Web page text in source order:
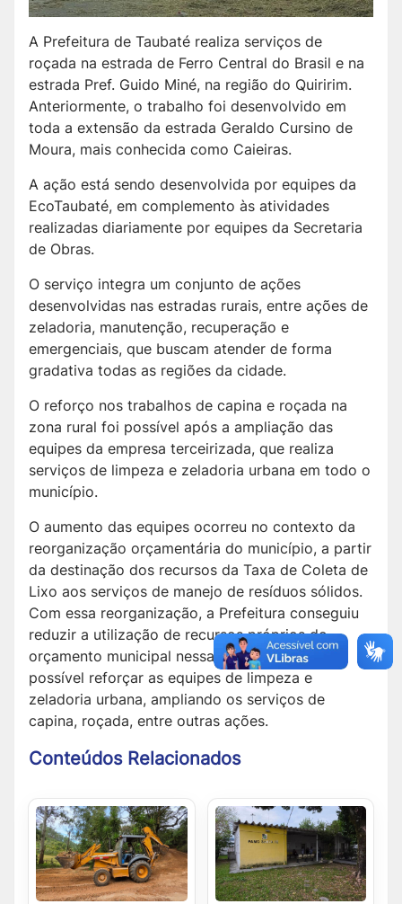
A Prefeitura de Taubaté realiza serviços de
roçada na estrada de Ferro Central do Brasil e na
estrada Pref. Guido Miné, na região do Quiririm.
Anteriormente, o trabalho foi desenvolvido em
toda a extensão da estrada Geraldo Cursino de
Moura, mais conhecida como Caieiras.
A ação está sendo desenvolvida por equipes da
EcoTaubaté, em complemento às atividades
realizadas diariamente por equipes da Secretaria
de Obras.
O serviço integra um conjunto de ações
desenvolvidas nas estradas rurais, entre ações de
zeladoria, manutenção, recuperação e
emergenciais, que buscam atender de forma
gradativa todas as regiões da cidade.
O reforço nos trabalhos de capina e roçada na
zona rural foi possível após a ampliação das
equipes da empresa terceirizada, que realiza
serviços de limpeza e zeladoria urbana em todo o
município.
O aumento das equipes ocorreu no contexto da
reorganização orçamentária do município, a partir
da destinação dos recursos da Taxa de Coleta de
Lixo aos serviços de manejo de resíduos sólidos.
Com essa reorganização, a Prefeitura conseguiu
reduzir a utilização de recursos próprios do
orçamento municipal nessas atividades e foi
possível reforçar as equipes de limpeza e
zeladoria urbana, ampliando os serviços de
capina, roçada, entre outras ações.
Conteúdos Relacionados